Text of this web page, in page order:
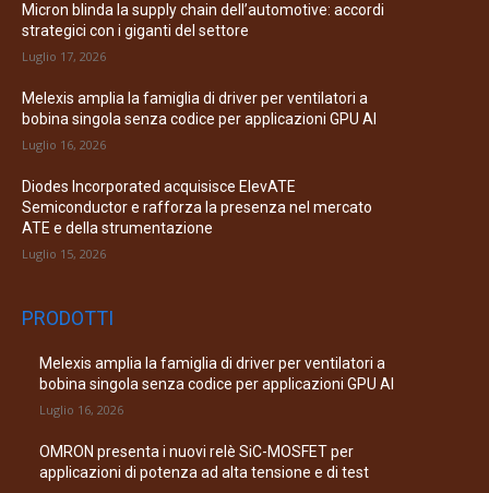
Micron blinda la supply chain dell’automotive: accordi
strategici con i giganti del settore
Luglio 17, 2026
Melexis amplia la famiglia di driver per ventilatori a
bobina singola senza codice per applicazioni GPU AI
Luglio 16, 2026
Diodes Incorporated acquisisce ElevATE
Semiconductor e rafforza la presenza nel mercato
ATE e della strumentazione
Luglio 15, 2026
PRODOTTI
Melexis amplia la famiglia di driver per ventilatori a
bobina singola senza codice per applicazioni GPU AI
Luglio 16, 2026
OMRON presenta i nuovi relè SiC-MOSFET per
applicazioni di potenza ad alta tensione e di test